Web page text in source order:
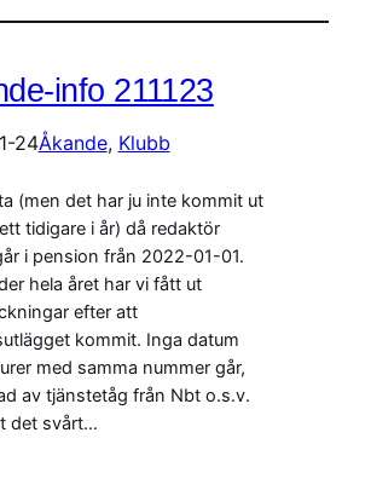
info 211123
24Åkande, Klubb
(men det har ju inte kommit ut
tidigare i år) då redaktör
i pension från 2022-01-01.
hela året har vi fått ut
efter att
kommit. Inga datum
med samma nummer går,
av tjänstetåg från Nbt o.s.v.
det svårt…